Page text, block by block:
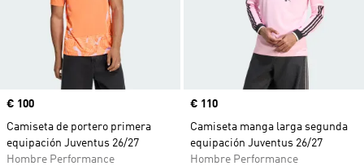
Precio
€ 100
Camiseta de portero primera
equipación Juventus 26/27
Hombre Performance
Precio
€ 110
Camiseta manga larga segunda
equipación Juventus 26/27
Hombre Performance